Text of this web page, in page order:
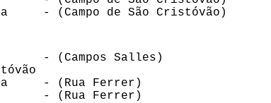
- (Campo de São Cristóvão)
- (Campos Salles)
- (Rua Ferrer)
- (Rua Ferrer)